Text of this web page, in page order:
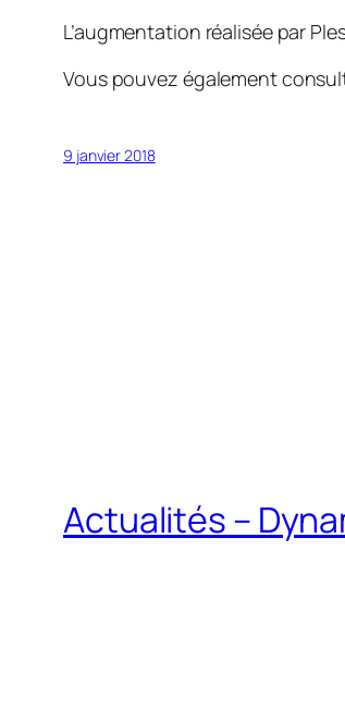
L’augmentation réalisée par
Vous pouvez également
9 janvier 2018
Actualités –